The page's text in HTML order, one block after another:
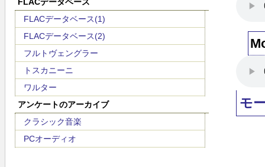
FLACデータベース(1)
FLACデータベース(2)
フルトヴェングラー
トスカニーニ
ワルター
アンケートのアーカイブ
クラシック音楽
PCオーディオ
モ